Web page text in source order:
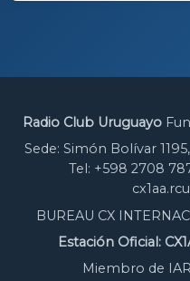
Radio Club Uruguayo
Sede: Simón Bolívar
Tel: +598 2708
BUREAU CX
Estación Oficial:
Miembro de